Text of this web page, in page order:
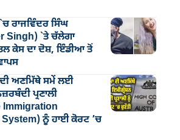
ਰਾਜਵਿੰਦਰ ਸਿੰਘ
Singh) `ਤੇ ਚੱਲੇਗਾ
ਕੇਸ ਦਾ ਦੋਸ਼, ਇੰਡੀਆ ਤੋਂ
ਅਣਮਿੱਥੇ ਸਮੇਂ ਲਈ
ਪ੍ਰਣਾਲੀ
Immigration
ਨੂੰ ਹਾਈ ਕੋਰਟ ’ਚ